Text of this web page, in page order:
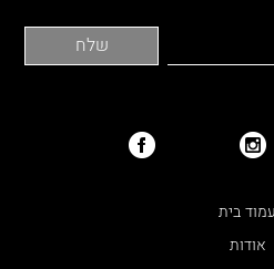
עמוד בית
אודות